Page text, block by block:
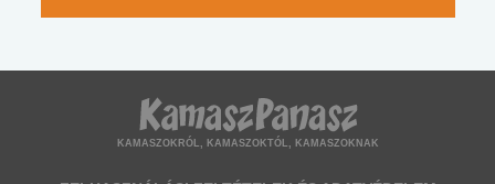
KAMASZOKRÓL, KAMASZOKTÓL, KAMASZOKNAK